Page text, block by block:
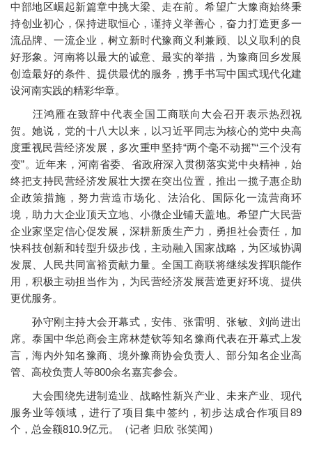
中部地区崛起新篇章中挑大梁、走在前。希望广大豫商始终秉
持创业初心，保持进取恒心，谨持义举善心，奋力打造更多一
流品牌、一流企业，树立新时代豫商义利兼顾、以义取利的良
好形象。河南将以最大的诚意、最实的举措，为豫商回乡发展
创造最好的条件、提供最优的服务，携手书写中国式现代化建
设河南实践的精彩华章。
汪鸿雁在致辞中代表全国工商联向大会召开表示热烈祝
贺。她说，党的十八大以来，以习近平同志为核心的党中央高
度重视民营经济发展，多次重申坚持“两个毫不动摇”“三个没有
变”。近年来，河南省委、省政府深入贯彻落实党中央精神，始
终把支持民营经济发展壮大摆在突出位置，推出一揽子惠企助
企政策措施，努力营造市场化、法治化、国际化一流营商环
境，助力大企业顶天立地、小微企业铺天盖地。希望广大民营
企业家坚定信心促发展，深耕新质生产力，勇担社会责任，加
快科技创新和转型升级步伐，主动融入国家战略，为区域协调
发展、人民共同富裕贡献力量。全国工商联将继续发挥职能作
用，积极主动担当作为，为民营经济发展营造更好环境、提供
更优服务。
孙守刚主持大会开幕式，安伟、张雷明、张敏、刘尚进出
席。泰国中华总商会主席林楚钦等知名豫商代表在开幕式上发
言，海内外知名豫商、境外豫商协会负责人、部分知名企业高
管、高校负责人等800余名嘉宾参会。
大会围绕先进制造业、战略性新兴产业、未来产业、现代
服务业等领域，进行了项目集中签约，初步达成合作项目89
个，总金额810.9亿元。（记者 归欣 张笑闻）